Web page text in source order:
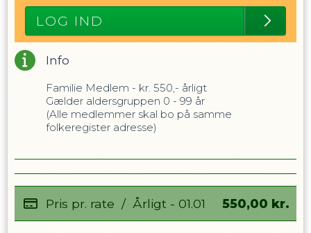
LOG IND
Info
Familie Medlem - kr. 550,- årligt
Gælder aldersgruppen 0 - 99 år
(Alle medlemmer skal bo på samme
folkeregister adresse)
Pris pr. rate / Årligt - 01.01 550,00 kr.